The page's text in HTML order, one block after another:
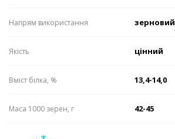
Напрям використання зерновий
Якість цінний
Вміст білка, % 13,4-14,0
Маса 1000 зерен, г 42-45